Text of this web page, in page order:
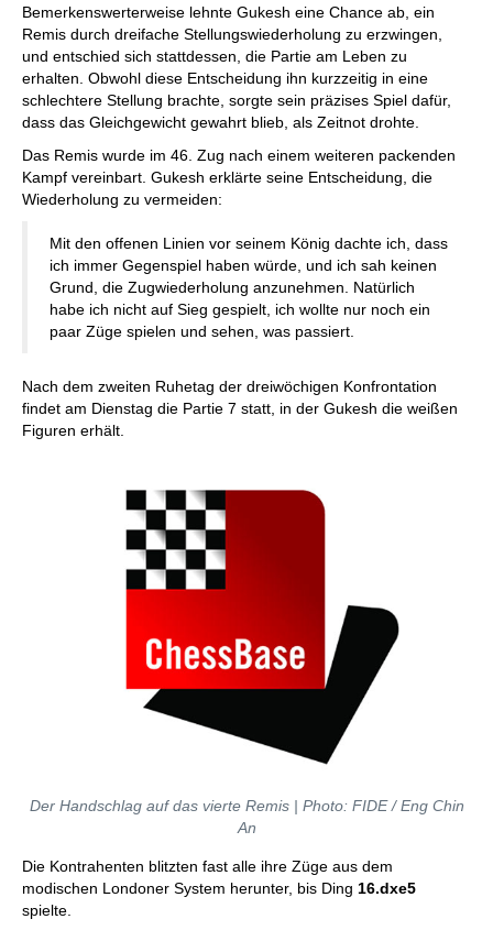
Bemerkenswerterweise lehnte Gukesh eine Chance ab, ein
Remis durch dreifache Stellungswiederholung zu erzwingen,
und entschied sich stattdessen, die Partie am Leben zu
erhalten. Obwohl diese Entscheidung ihn kurzzeitig in eine
schlechtere Stellung brachte, sorgte sein präzises Spiel dafür,
dass das Gleichgewicht gewahrt blieb, als Zeitnot drohte.
Das Remis wurde im 46. Zug nach einem weiteren packenden
Kampf vereinbart. Gukesh erklärte seine Entscheidung, die
Wiederholung zu vermeiden:
Mit den offenen Linien vor seinem König dachte ich, dass
ich immer Gegenspiel haben würde, und ich sah keinen
Grund, die Zugwiederholung anzunehmen. Natürlich
habe ich nicht auf Sieg gespielt, ich wollte nur noch ein
paar Züge spielen und sehen, was passiert.
Nach dem zweiten Ruhetag der dreiwöchigen Konfrontation
findet am Dienstag die Partie 7 statt, in der Gukesh die weißen
Figuren erhält.
Der Handschlag auf das vierte Remis | Photo: FIDE / Eng Chin
An
Die Kontrahenten blitzten fast alle ihre Züge aus dem
modischen Londoner System herunter, bis Ding 16.dxe5
spielte.